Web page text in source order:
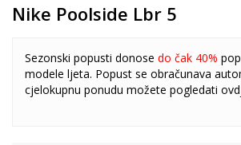
Nike Poolside Lbr 5
Sezonski popusti donose do čak 40%
modele ljeta. Popust se obračunava
cjelokupnu ponudu možete pogledati